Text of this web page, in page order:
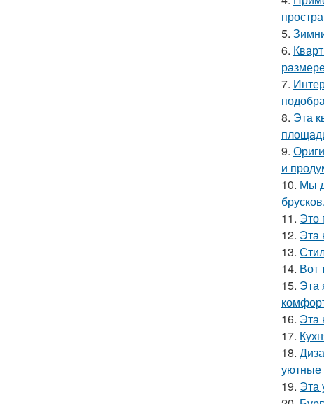
5.
6.
7.
8. Эта
9.
и
10. Мы
брусков.
11. Это
12. Эта
13.
14. Вот
15. Эта
16. Эта
17.
18.
уютные
19. Эта